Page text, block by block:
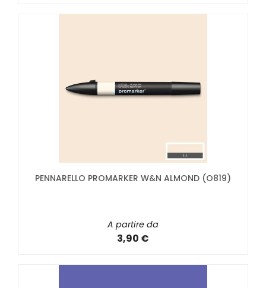
PENNARELLO PROMARKER W&N ALMOND (O819)
A partire da
3,90 €